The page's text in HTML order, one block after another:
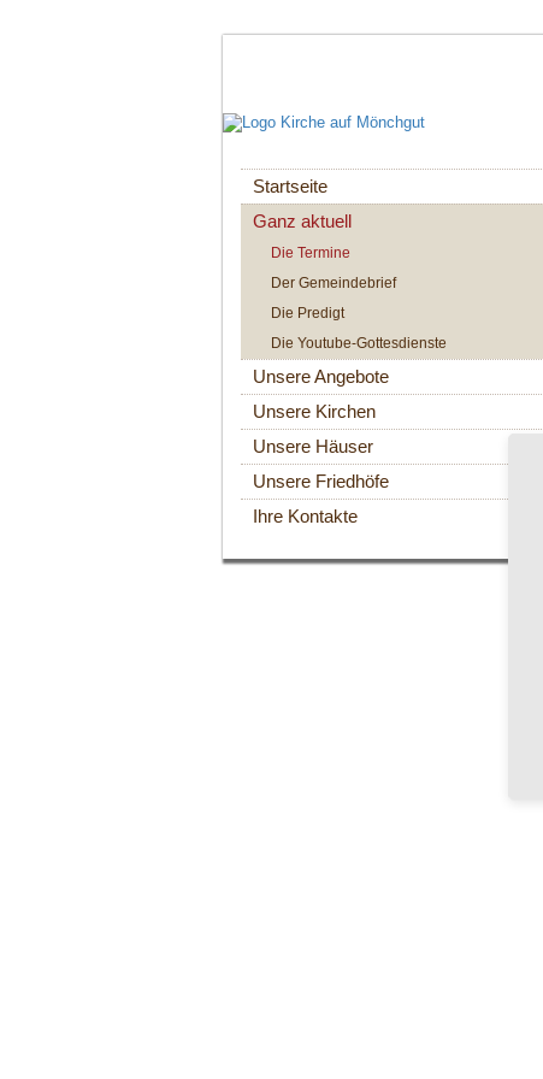
Navigation
überspringen
Startseite
Ganz aktuell
Die Termine
Der Gemeindebrief
Die Predigt
Die Youtube-Gottesdienste
Unsere Angebote
Unsere Kirchen
Unsere Häuser
Unsere Friedhöfe
Ihre Kontakte